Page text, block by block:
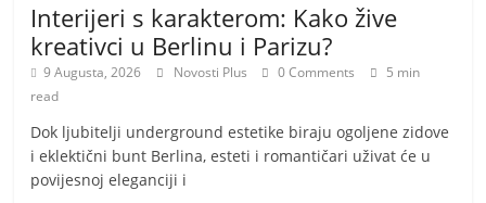
Interijeri s karakterom: Kako žive
kreativci u Berlinu i Parizu?
9 Augusta, 2026 Novosti Plus 0 Comments
5 min
read
Dok ljubitelji underground estetike biraju ogoljene zidove
i eklektični bunt Berlina, esteti i romantičari uživat će u
povijesnoj eleganciji i